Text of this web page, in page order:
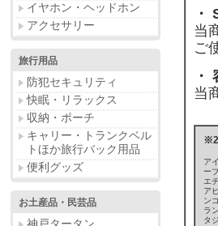
イヤホン・ヘッドホン
アクセサリー
旅行用品
防犯セキュリティ
快眠・リラックス
収納・ポーチ
キャリー・トランクベル
トほか旅行バック用品
便利グッズ
お土産品・民芸品
・
当
ご
・
当
ア
ー
エ
ア
ン
ラ
タ